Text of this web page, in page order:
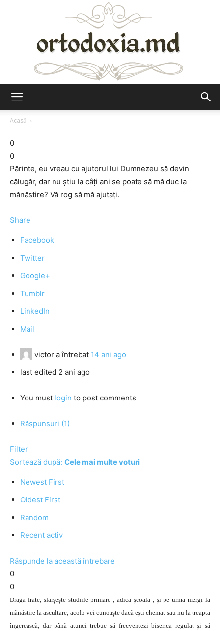
Acasă
0
0
Părinte, eu vreau cu ajutorul lui Dumnezeu să devin
călugăr, dar nu ştiu la câţi ani se poate să mă duc la
mănăstire? Vă rog să mă ajutaţi.
Share
Facebook
Twitter
Google+
Tumblr
LinkedIn
Mail
victor a întrebat 14 ani ago
last edited 2 ani ago
You must login to post comments
Răspunsuri (1)
Filter
Sortează după: Cele mai multe voturi
Newest First
Oldest First
Random
Recent activ
Răspunde la această întrebare
0
0
Dragă frate, sfârșește studiile primare , adica școala , și pe urmă mergi la
mănăstire la ascultare, acolo vei cunoaște dacă ești chemat sau nu la treapta
îngerească, dar până atunci trebue să frecventezi biserica regulat și să